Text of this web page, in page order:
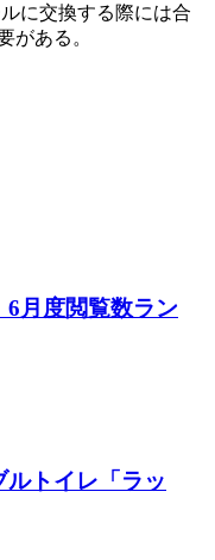
に交換する際には合
がある。
6月度閲覧数ラン
トイレ「ラッ